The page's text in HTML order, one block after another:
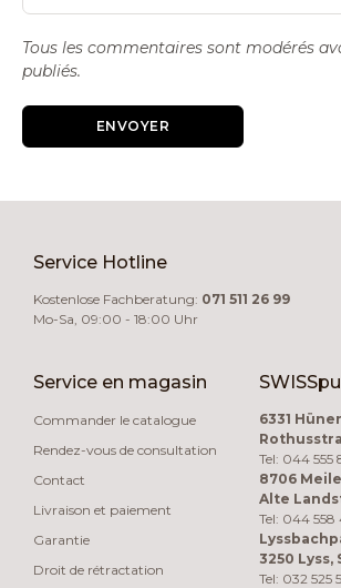
Tous les commentaires sont modérés
publiés.
ENVOYER
Service Hotline
Kostenlose Fachberatung: 071 511 26 99
Mo-Sa, 09:00 - 18:00 Uhr
Service en magasin
Commander le catalogue
Rendez-vous de consultation
Contact
Livraison et paiement
Garantie
Droit de rétractation
6331
Tel: 044 555
8706
Alte
Tel: 044 558
3250 Lyss,
Tel: 032 525